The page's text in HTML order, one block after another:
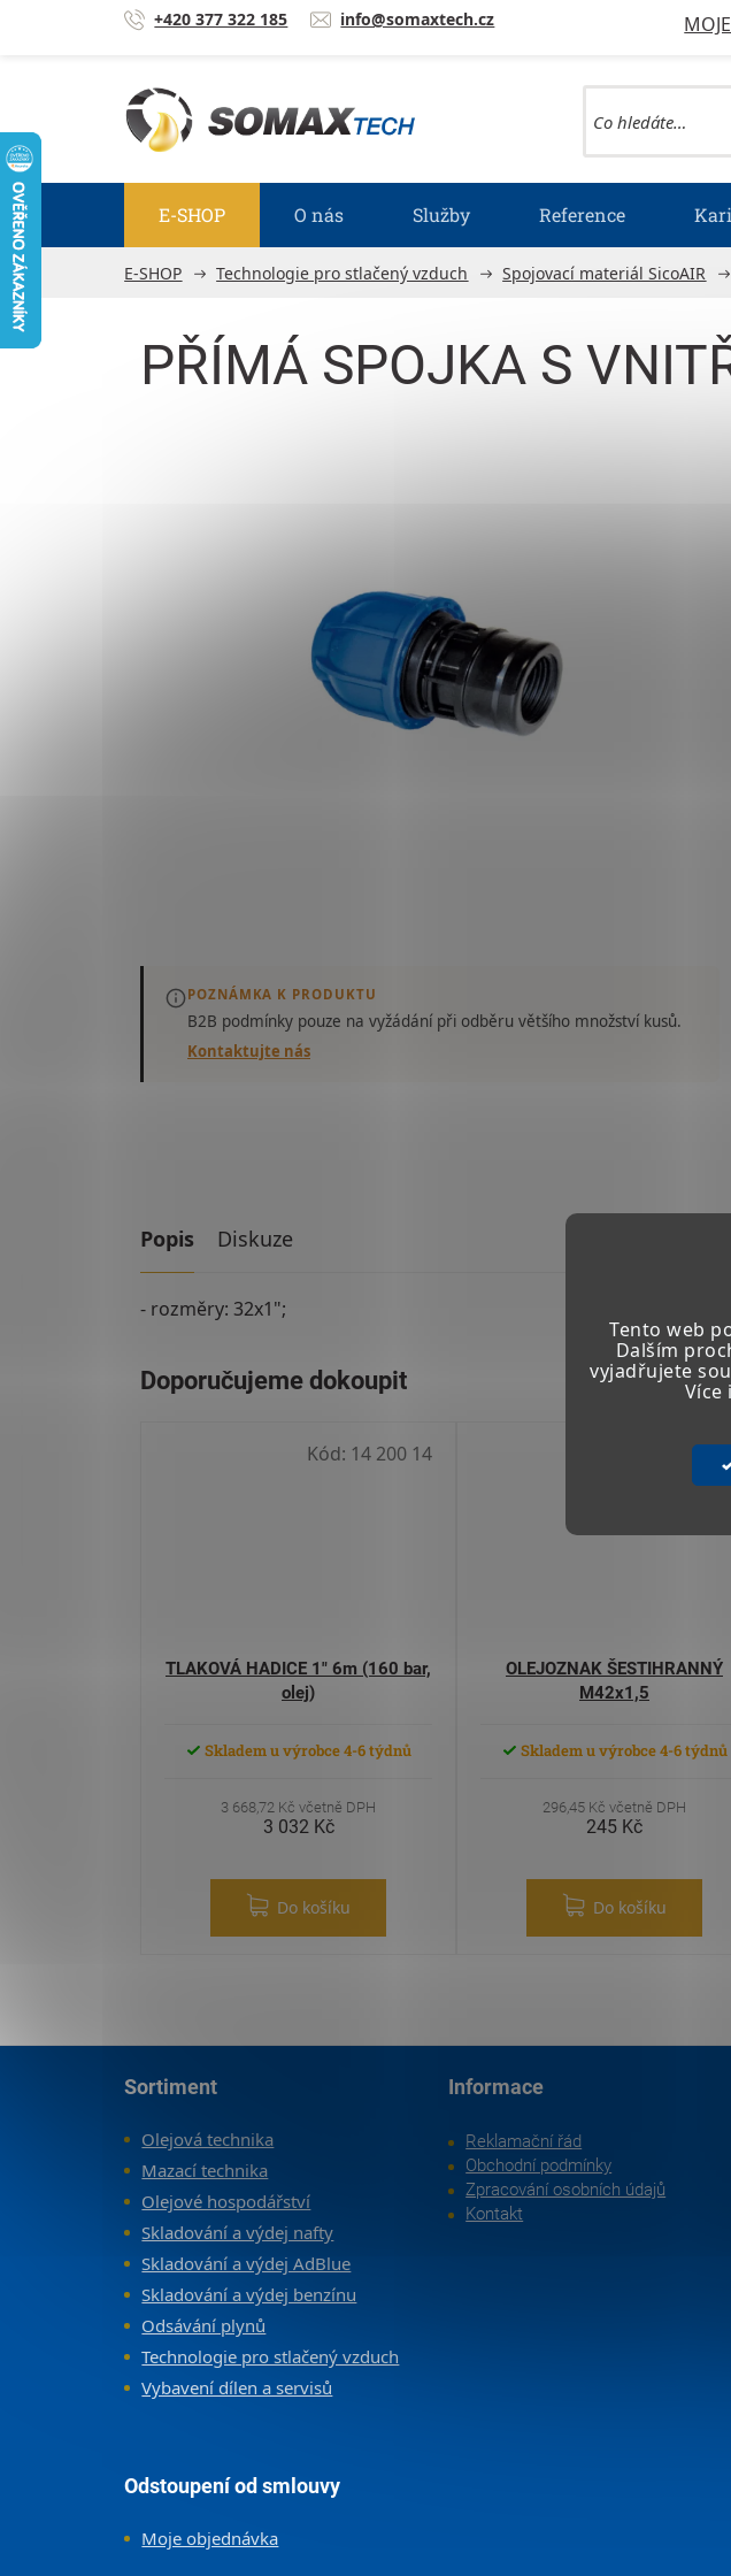
Tento web
Dalším
vyjadřujete
Přejít na obsah +420 377 322 185 info@somaxtech.cz
E-SHOP O nás Služby Reference
E-SHOP Technologie pro stlačený vzduch Spojovací materiál SicoAIR
PŘÍMÁ SPOJKA S
POZNÁMKA K PRODUKTU
B2B podmínky pouze na vyžádánípři odběru většího množství kusů.
Kontaktujte nás
Popis Diskuze
- rozměry: 32x1";
TLAKOVÁ HADICE 1" 6m (160 bar,
olej)
Skladem u výrobce 4-6 týdnů
3 668,72 Kč včetně DPH
3 032 Kč
Do košíku
Kód: 14 200 14
OLEJOZNAK ŠESTIHRANNÝ
M42x1,5
Skladem u výrobce 4-6 týdnů
296,45 Kč včetně DPH
245 Kč
Do košíku
09
Sortiment
Olejová technika
Mazací technika
Olejové hospodářství
Skladování a výdej nafty
Skladování a výdej AdBlue
Skladování a výdej benzínu
Odsávání plynů
Technologie pro stlačený vzduch
Vybavení dílen a servisů
Informace
Reklamační řád
Obchodní podmínky
Zpracování osobních údajů
Kontakt
Odstoupení od smlouvy
Moje objednávka